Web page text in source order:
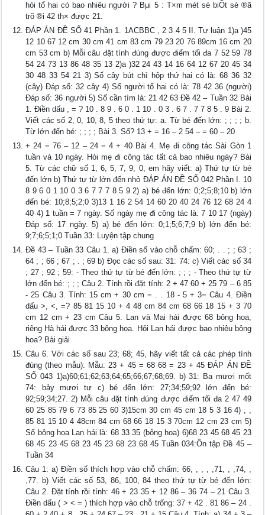
hỏi tổ hai có bao nhiêu người ? Bµi 5 : T×m mét sè biÕt sè ®ã
trõ ®i 42 th× được 21.
ĐÁP ÁN ĐỀ SỐ 41 Phần 1. 1ACBBC , 2 3 4 5 II. Tự luận 1)a )45
12 10 67 12 cm 30 cm 41 cm 83 cm 79 23 20 76 89cm 16 cm 20
cm 53 cm b) Mỗi câu đặt tính đúng được điểm tối đa 7 52 59 78
54 24 73 13 86 48 35 13 2)a )32 24 43 14 16 64 12 67 20 45 34
30 48 33 54 21 3) Số cây bút chì hộp thứ hai có là: 68 36 32
(cây) Đáp số: 32 cây 4) Số người tổ hai có là: 78 42 36 (người)
Đáp số: 36 người 5) Số cần tìm là: 21 42 63 Đề 42 – Tuần 32 Bài
1. Điền dấu , = ? 10 . 8 9 . 6 0 . 1 10 . 0 3 . 6 7 . 7 7 8 5 . 9 Bài 2.
Viết các số 2, 0, 10, 8, 5 theo thứ tự: a. Từ bé đến lớn: ; ; ; ; b.
Từ lớn đến bé: ; ; ; ; Bài 3. Số? 13 + = 16 – 2 54 – = 60 – 20
+ 24 = 76 – 12 – 24 = 4 + 40 Bài 4. Mẹ đi công tác Sài Gòn 1
tuần và 10 ngày. Hỏi mẹ đi công tác tất cả bao nhiêu ngày? Bài
5. Từ các chữ số 1, 6, 5, 7, 9, 0, em hãy viết: a) Thứ tự từ bé
đến lớn b) Thứ tự từ lớn đến nhỏ ĐÁP ÁN ĐỀ SỐ 042 Phần I. 10
8 9 6 0 1 10 0 3 6 7 7 7 8 5 9 2) a) bé đến lớn: 0;2;5;8;10 b) lớn
đến bé: 10;8;5;2;0 3)13 1 16 2 54 14 60 20 40 24 76 12 68 24 4
40 4) 1 tuần = 7 ngày. Số ngày mẹ đi công tác là: 7 10 17 (ngày)
Đáp số: 17 ngày. 5) a) bé đến lớn: 0;1;5;6;7;9 b) lớn đến bé:
9;7;6;5;1;0 Tuần 33: Luyện tập chung
Đề 43 – Tuần 33 Câu 1. a) Điền số vào chỗ chấm: 60; . . ; ; 63 ;
64 ; ; 66 ; 67 ; . ; 69 b) Đọc các số sau: 31: 74: c) Viết các số 34
; 27 ; 92 ; 59: - Theo thứ tự từ bé đến lớn: ; ; ; - Theo thứ tự từ
lớn đến bé: ; ; ; Câu 2. Tính rồi đặt tính: 2 + 47 60 + 25 79 – 6 85
- 25 Câu 3. Tính: 15 cm + 30 cm = . . 18 - 5 + 3= Câu 4. Điền
dấu >, <, =? 85 81 15 10 + 4 48 cm 84 cm 68 66 18 15 + 3 70
cm 12 cm + 23 cm Câu 5. Lan và Mai hái được 68 bông hoa,
riêng Hà hái được 33 bông hoa. Hỏi Lan hái được bao nhiêu bông
hoa? Bài giải
Câu 6. Với các số sau 23; 68; 45, hãy viết tất cả các phép tính
đúng (theo mẫu): Mẫu: 23 + 45 = 68 68 = 23 + 45 ĐÁP ÁN ĐỀ
SỐ 043 1)a)60;61;62;63;64;65;66;67;68;69. b) 31: Ba mươi mốt
74: bảy mươi tư c) bé đến lớn: 27;34;59;92 lớn đến bé:
92;59;34;27. 2) Mỗi câu đặt tính đúng được điểm tối đa 2 47 49
60 25 85 79 6 73 85 25 60 3)15cm 30 cm 45 cm 18 5 3 16 4) , ,
85 81 15 10 4 48cm 84 cm 68 66 18 15 3 70cm 12 cm 23 cm 5)
Số bông hoa Lan hái là: 68 33 35 (bông hoa) 6)68 23 45 68 45 23
68 45 23 45 68 23 45 23 68 23 68 45 Tuần 034:Ôn tập Đề 45 –
Tuần 34
Câu 1: a) Điền số thích hợp vào chỗ chấm: 66, , , , ,71, , ,74, ,
,77. b) Viết các số 53, 86, 100, 84 theo thứ tự từ bé đến lớn:
Câu 2. Đặt tính rồi tính: 46 + 23 35 + 12 86 – 36 74 – 21 Câu 3.
Điền dấu ( > < = ) thích hợp vào chỗ trống: 37 + 42 . 81 86 – 24 .